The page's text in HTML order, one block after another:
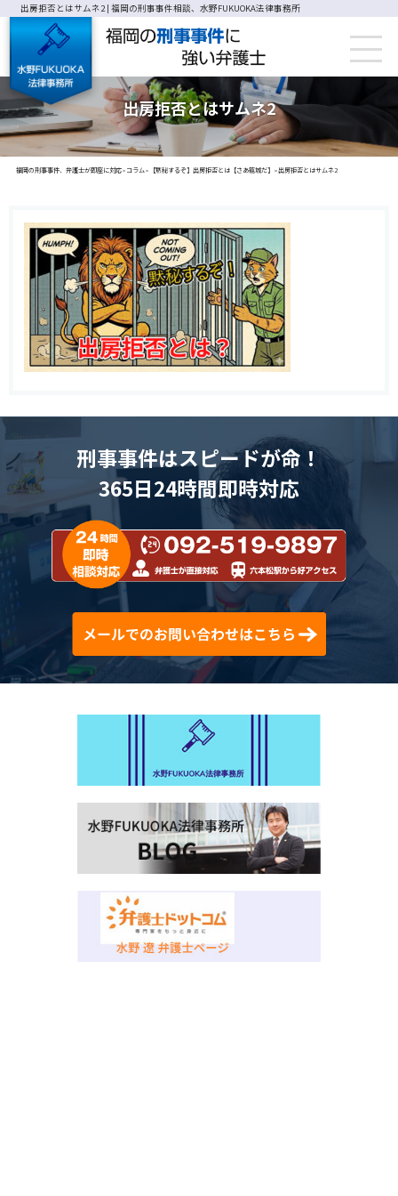
出房拒否とはサムネ2 | 福岡の刑事事件相談、水野FUKUOKA法律事務所
出房拒否とはサムネ2
福岡の刑事事件、弁護士が即座に対応> コラム > 【黙秘するぞ】出房拒否とは【さあ籠城だ】 >出房拒否とはサムネ2
刑事事件はスピードが命！
365日24時間即時対応